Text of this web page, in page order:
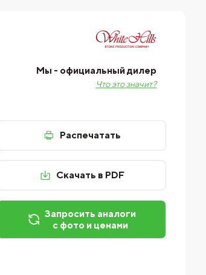
Мы - официальный дилер
Что это значит?
Распечатать
Скачать в PDF
Запросить аналоги
с фото и ценами